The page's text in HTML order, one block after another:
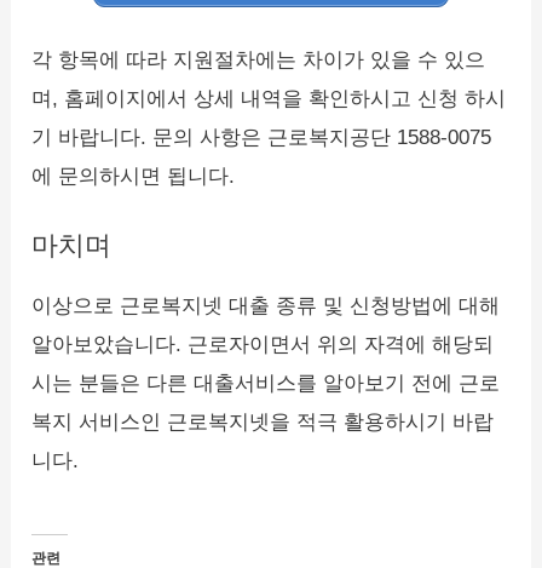
각 항목에 따라 지원절차에는 차이가 있을 수 있으
며, 홈페이지에서 상세 내역을 확인하시고 신청 하시
기 바랍니다. 문의 사항은 근로복지공단 1588-0075
에 문의하시면 됩니다.
마치며
이상으로 근로복지넷 대출 종류 및 신청방법에 대해
알아보았습니다. 근로자이면서 위의 자격에 해당되
시는 분들은 다른 대출서비스를 알아보기 전에 근로
복지 서비스인 근로복지넷을 적극 활용하시기 바랍
니다.
관련